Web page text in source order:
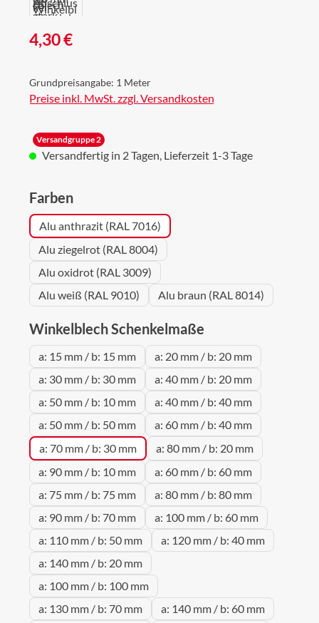
Regulärer Preis:
4,30 €
Grundpreisangabe: 1 Meter
Preise inkl. MwSt. zzgl. Versandkosten
Versandgruppe 2
Versandfertig in 2 Tagen, Lieferzeit 1-3 Tage
Farbenauswählen
Alu anthrazit (RAL 7016)
Alu ziegelrot (RAL 8004)
Alu oxidrot (RAL 3009)
Alu weiß (RAL 9010)
Alu braun (RAL 8014)
Winkelblech Schenkelmaße
a: 15 mm / b: 15 mm
a: 20 mm / b: 20 mm
a: 30 mm / b: 30 mm
a: 40 mm / b: 20 mm
a: 50 mm / b: 10 mm
a: 40 mm / b: 40 mm
a: 50 mm / b: 50 mm
a: 60 mm / b: 40 mm
a: 70 mm / b: 30 mm
a: 80 mm / b: 20 mm
a: 90 mm / b: 10 mm
a: 60 mm / b: 60 mm
a: 75 mm / b: 75 mm
a: 80 mm / b: 80 mm
a: 90 mm / b: 70 mm
a: 100 mm / b: 60 mm
a: 110 mm / b: 50 mm
a: 120 mm / b: 40 mm
a: 140 mm / b: 20 mm
a: 100 mm / b: 100 mm
a: 130 mm / b: 70 mm
a: 140 mm / b: 60 mm